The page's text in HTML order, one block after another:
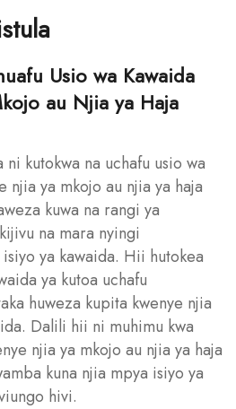
Usio wa Kawaida
au Njia ya Haja
kutokwa na uchafu usio wa
njia ya mkojo au njia ya haja
kuwa na rangi ya
na mara nyingi
ya kawaida. Hii hutokea
ya kutoa uchafu
huweza kupita kwenye njia
Dalili hii ni muhimu kwa
njia ya mkojo au njia ya haja
kuna njia mpya isiyo ya
hivi.